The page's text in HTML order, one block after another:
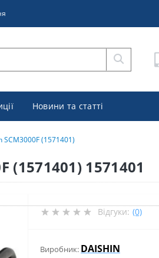
Новини та статті
(1571401)
(1571401) 1571401
Відгуки: (0)
Виробник: DAISHIN